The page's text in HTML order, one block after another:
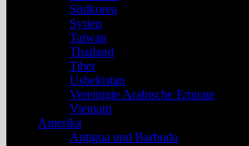
Südkorea
Syrien
Taiwan
Thailand
Tibet
Usbekistan
Vereinigte Arabische Emirate
Vietnam
Amerika
Antigua und Barbuda